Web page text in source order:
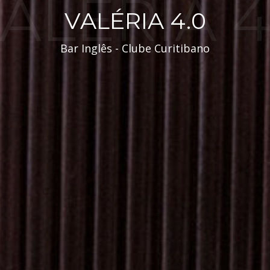
VALÉRIA 4.0
Bar Inglês - Clube Curitibano